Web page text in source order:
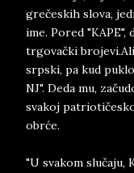
grečeskih slova,
ime. Pored "KAPE",
trgovački
srpski, pa kud
NJ". Deda mu,
svakoj
obrće.
"U svakom slučaju,